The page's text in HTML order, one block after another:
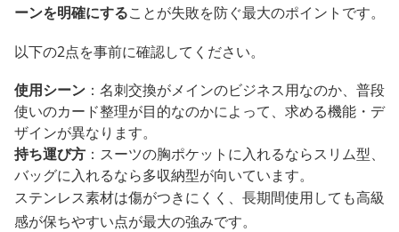
ーンを明確にすることが失敗を防ぐ最大のポイントです。
以下の2点を事前に確認してください。
使用シーン ：名刺交換がメインのビジネス用なのか、普段
使いのカード整理が目的なのかによって、求める機能・デ
ザインが異なります。
持ち運び方 ：スーツの胸ポケットに入れるならスリム型、
バッグに入れるなら多収納型が向いています。
ステンレス素材は傷がつきにくく、長期間使用しても高級
感が保ちやすい点が最大の強みです。